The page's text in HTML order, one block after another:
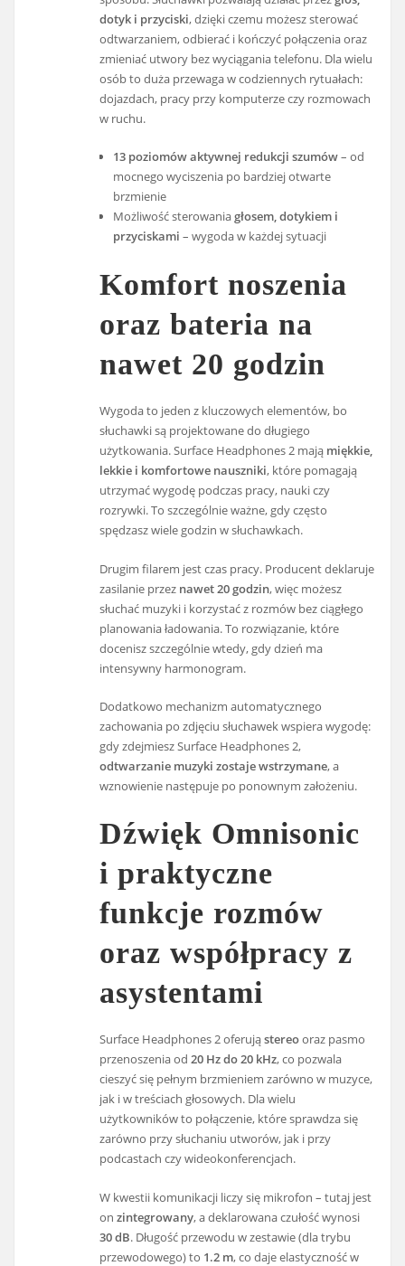
dotyk i przyciski, dzięki czemu możesz sterować
odtwarzaniem, odbierać i kończyć połączenia oraz
zmieniać utwory bez wyciągania telefonu. Dla wielu
osób to duża przewaga w codziennych rytuałach:
dojazdach, pracy przy komputerze czy rozmowach
w ruchu.
13 poziomów aktywnej redukcji szumów– od
mocnego wyciszenia po bardziej otwarte
brzmienie
Możliwość sterowaniagłosem, dotykiem i
przyciskami – wygoda w każdej sytuacji
Komfort noszenia
oraz bateria na
nawet 20 godzin
Wygoda to jeden z kluczowych elementów, bo
słuchawki są projektowane do długiego
użytkowania. Surface Headphones 2 mają miękkie,
lekkie i komfortowe nauszniki, które pomagają
utrzymać wygodę podczas pracy, nauki czy
rozrywki. To szczególnie ważne, gdy często
spędzasz wiele godzin w słuchawkach.
Drugim filarem jest czas pracy. Producent deklaruje
zasilanie przez nawet 20 godzin, więc możesz
słuchać muzyki i korzystać z rozmów bez ciągłego
planowania ładowania. To rozwiązanie, które
docenisz szczególnie wtedy, gdy dzień ma
intensywny harmonogram.
Dodatkowo mechanizm automatycznego
zachowania po zdjęciu słuchawek wspiera wygodę:
gdy zdejmiesz Surface Headphones 2,
odtwarzanie muzyki zostaje wstrzymane, a
wznowienie następuje po ponownym założeniu.
Dźwięk Omnisonic
i praktyczne
funkcje rozmów
oraz współpracy z
asystentami
Surface Headphones 2 oferująstereooraz pasmo
przenoszenia od20 Hz do 20 kHz, co pozwala
cieszyć się pełnym brzmieniem zarówno w muzyce,
jak i w treściach głosowych. Dla wielu
użytkowników to połączenie, które sprawdza się
zarówno przy słuchaniu utworów, jak i przy
podcastach czy wideokonferencjach.
W kwestii komunikacji liczy się mikrofon – tutaj jest
onzintegrowany, a deklarowana czułość wynosi
30 dB. Długość przewodu w zestawie (dla trybu
przewodowego) to 1.2 m, co daje elastyczność w